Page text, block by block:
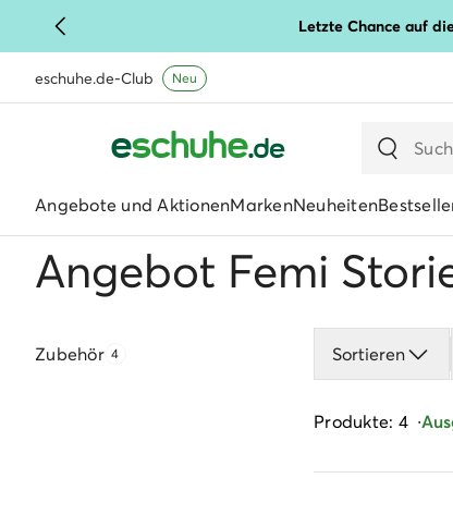
Letzte Chance auf
eschuhe.de-Club Neu
Angebote und AktionenMarkenNeuheiten
Angebot Femi
Zubehör 4 Sortieren
Produkte: 4